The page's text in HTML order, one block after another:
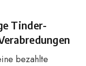
Tinder-
bezahlte